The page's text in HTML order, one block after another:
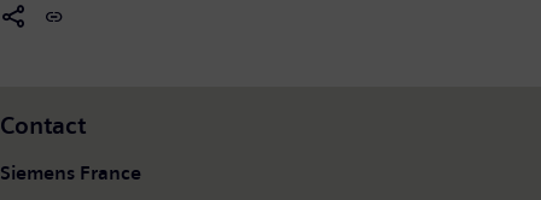
Contact
Siemens France